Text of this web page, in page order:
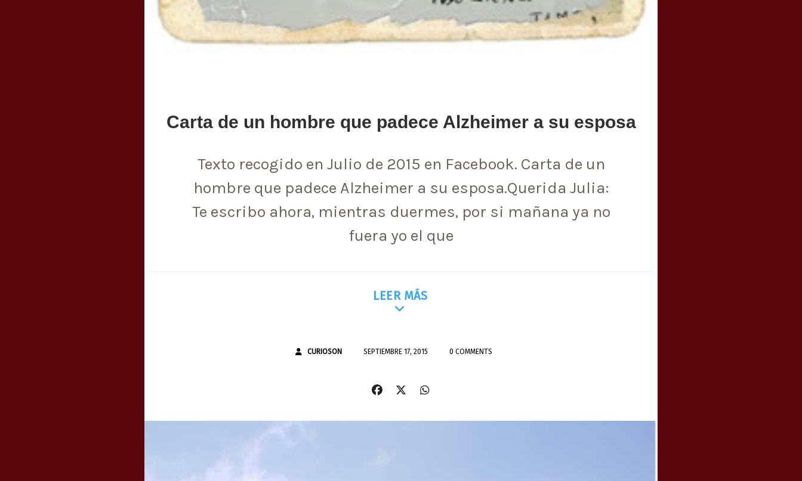
Carta de un hombre que padece Alzheimer a su esposa
Texto recogido en Julio de 2015 en Facebook. Carta de un
hombre que padece Alzheimer a su esposa.Querida Julia:
Te escribo ahora, mientras duermes, por si mañana ya no
fuera yo el que
LEER MÁS
CURIOSON SEPTIEMBRE 17, 2015 0 COMMENTS